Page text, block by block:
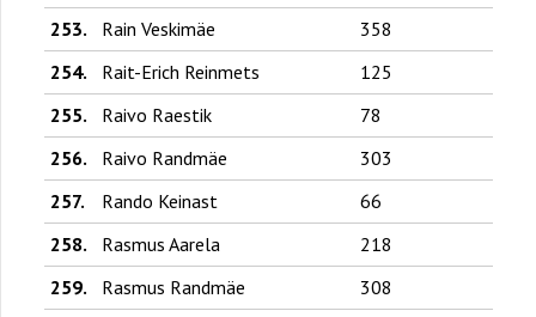
253.
Rain Veskimäe
358
254.
Rait-Erich Reinmets
125
255.
Raivo Raestik
78
256.
Raivo Randmäe
303
257.
Rando Keinast
66
258.
Rasmus Aarela
218
259.
Rasmus Randmäe
308